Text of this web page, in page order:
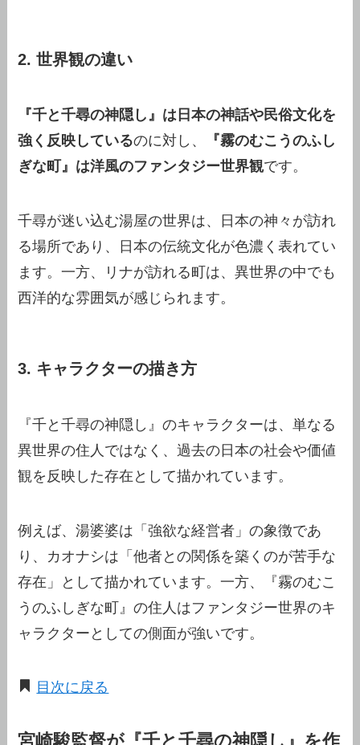
2. 世界観の違い
『千と千尋の神隠し』は日本の神話や民俗文化を
強く反映しているのに対し、
『霧のむこうのふし
ぎな町』は洋風のファンタジー世界観です。
千尋が迷い込む湯屋の世界は、日本の神々が訪れ
る場所であり、日本の伝統文化が色濃く表れてい
ます。一方、リナが訪れる町は、異世界の中でも
西洋的な雰囲気が感じられます。
3. キャラクターの描き方
『千と千尋の神隠し』のキャラクターは、単なる
異世界の住人ではなく、過去の日本の社会や価値
観を反映した存在として描かれています。
例えば、湯婆婆は「強欲な経営者」の象徴であ
り、カオナシは「他者との関係を築くのが苦手な
存在」として描かれています。一方、『霧のむこ
うのふしぎな町』の住人はファンタジー世界のキ
ャラクターとしての側面が強いです。
目次に戻る
宮崎駿監督が『千と千尋の神隠し』を作